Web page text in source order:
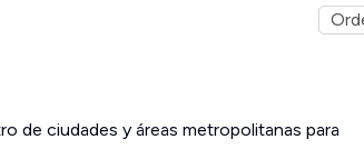
de ciudades y áreas metropolitanas para